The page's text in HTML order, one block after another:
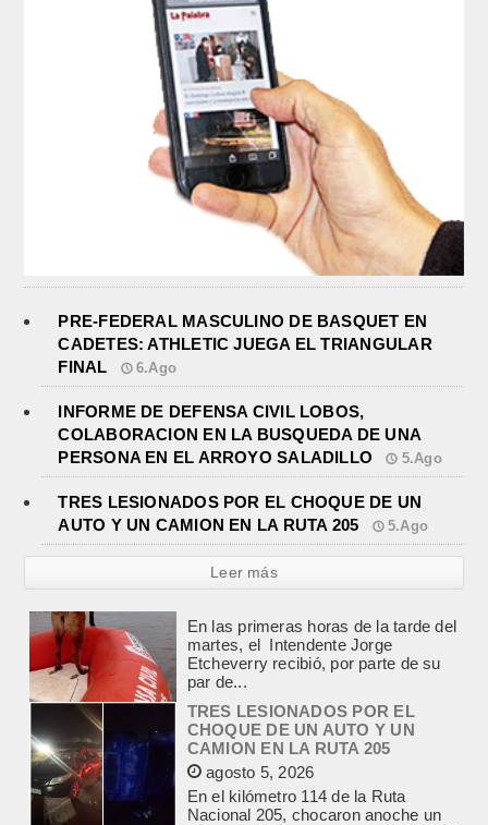
PRE-FEDERAL MASCULINO DE BASQUET EN
CADETES: ATHLETIC JUEGA EL TRIANGULAR
FINAL
6.Ago
INFORME DE DEFENSA CIVIL LOBOS,
COLABORACION EN LA BUSQUEDA DE UNA
PERSONA EN EL ARROYO SALADILLO
5.Ago
TRES LESIONADOS POR EL CHOQUE DE UN
AUTO Y UN CAMION EN LA RUTA 205
5.Ago
Leer más
TRES LESIONADOS POR EL
CHOQUE DE UN AUTO Y UN
CAMION EN LA RUTA 205
agosto 5, 2026
En el kilómetro 114 de la Ruta
Nacional 205, chocaron anoche un
Chevrolet Prisma, patente AB045CG,
y un camión Mercedes Benz,...
JEREMIAS COCCI ASUMIO LA
PRESIDENCIA DEL ROTARY